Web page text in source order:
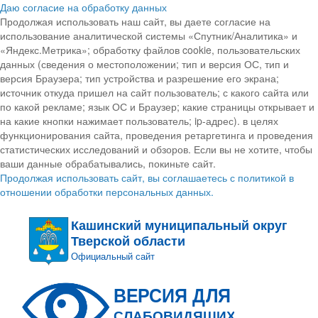
Даю согласие на обработку данных
Продолжая использовать наш сайт, вы даете согласие на
использование аналитической системы «Спутник/Аналитика» и
«Яндекс.Метрика»; обработку файлов cookie, пользовательских
данных (сведения о местоположении; тип и версия ОС, тип и
версия Браузера; тип устройства и разрешение его экрана;
источник откуда пришел на сайт пользователь; с какого сайта или
по какой рекламе; язык ОС и Браузер; какие страницы открывает и
на какие кнопки нажимает пользователь; ip-адрес). в целях
функционирования сайта, проведения ретаргетинга и проведения
статистических исследований и обзоров. Если вы не хотите, чтобы
ваши данные обрабатывались, покиньте сайт.
Продолжая использовать сайт, вы соглашаетесь с политикой в
отношении обработки персональных данных.